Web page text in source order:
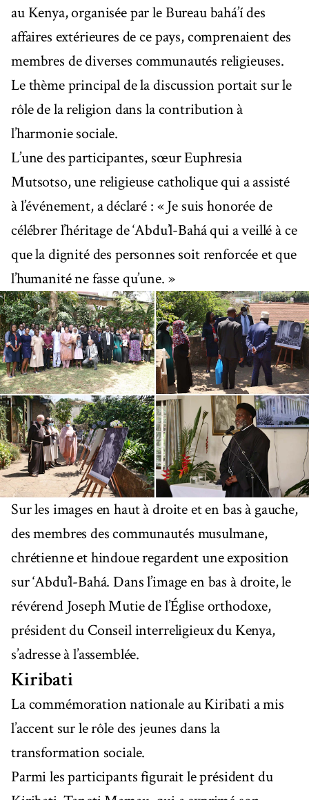
au Kenya, organisée par le Bureau bahá’í des
affaires extérieures de ce pays, comprenaient des
membres de diverses communautés religieuses.
Le thème principal de la discussion portait sur le
rôle de la religion dans la contribution à
l’harmonie sociale.
L’une des participantes, sœur Euphresia
Mutsotso, une religieuse catholique qui a assisté
à l’événement, a déclaré : « Je suis honorée de
célébrer l’héritage de ‘Abdu’l-Bahá qui a veillé à ce
que la dignité des personnes soit renforcée et que
l’humanité ne fasse qu’une. »
Sur les images en haut à droite et en bas à gauche,
des membres des communautés musulmane,
chrétienne et hindoue regardent une exposition
sur ‘Abdu’l-Bahá. Dans l’image en bas à droite, le
révérend Joseph Mutie de l’Église orthodoxe,
président du Conseil interreligieux du Kenya,
s’adresse à l’assemblée.
Kiribati
La commémoration nationale au Kiribati a mis
l’accent sur le rôle des jeunes dans la
transformation sociale.
Parmi les participants figurait le président du